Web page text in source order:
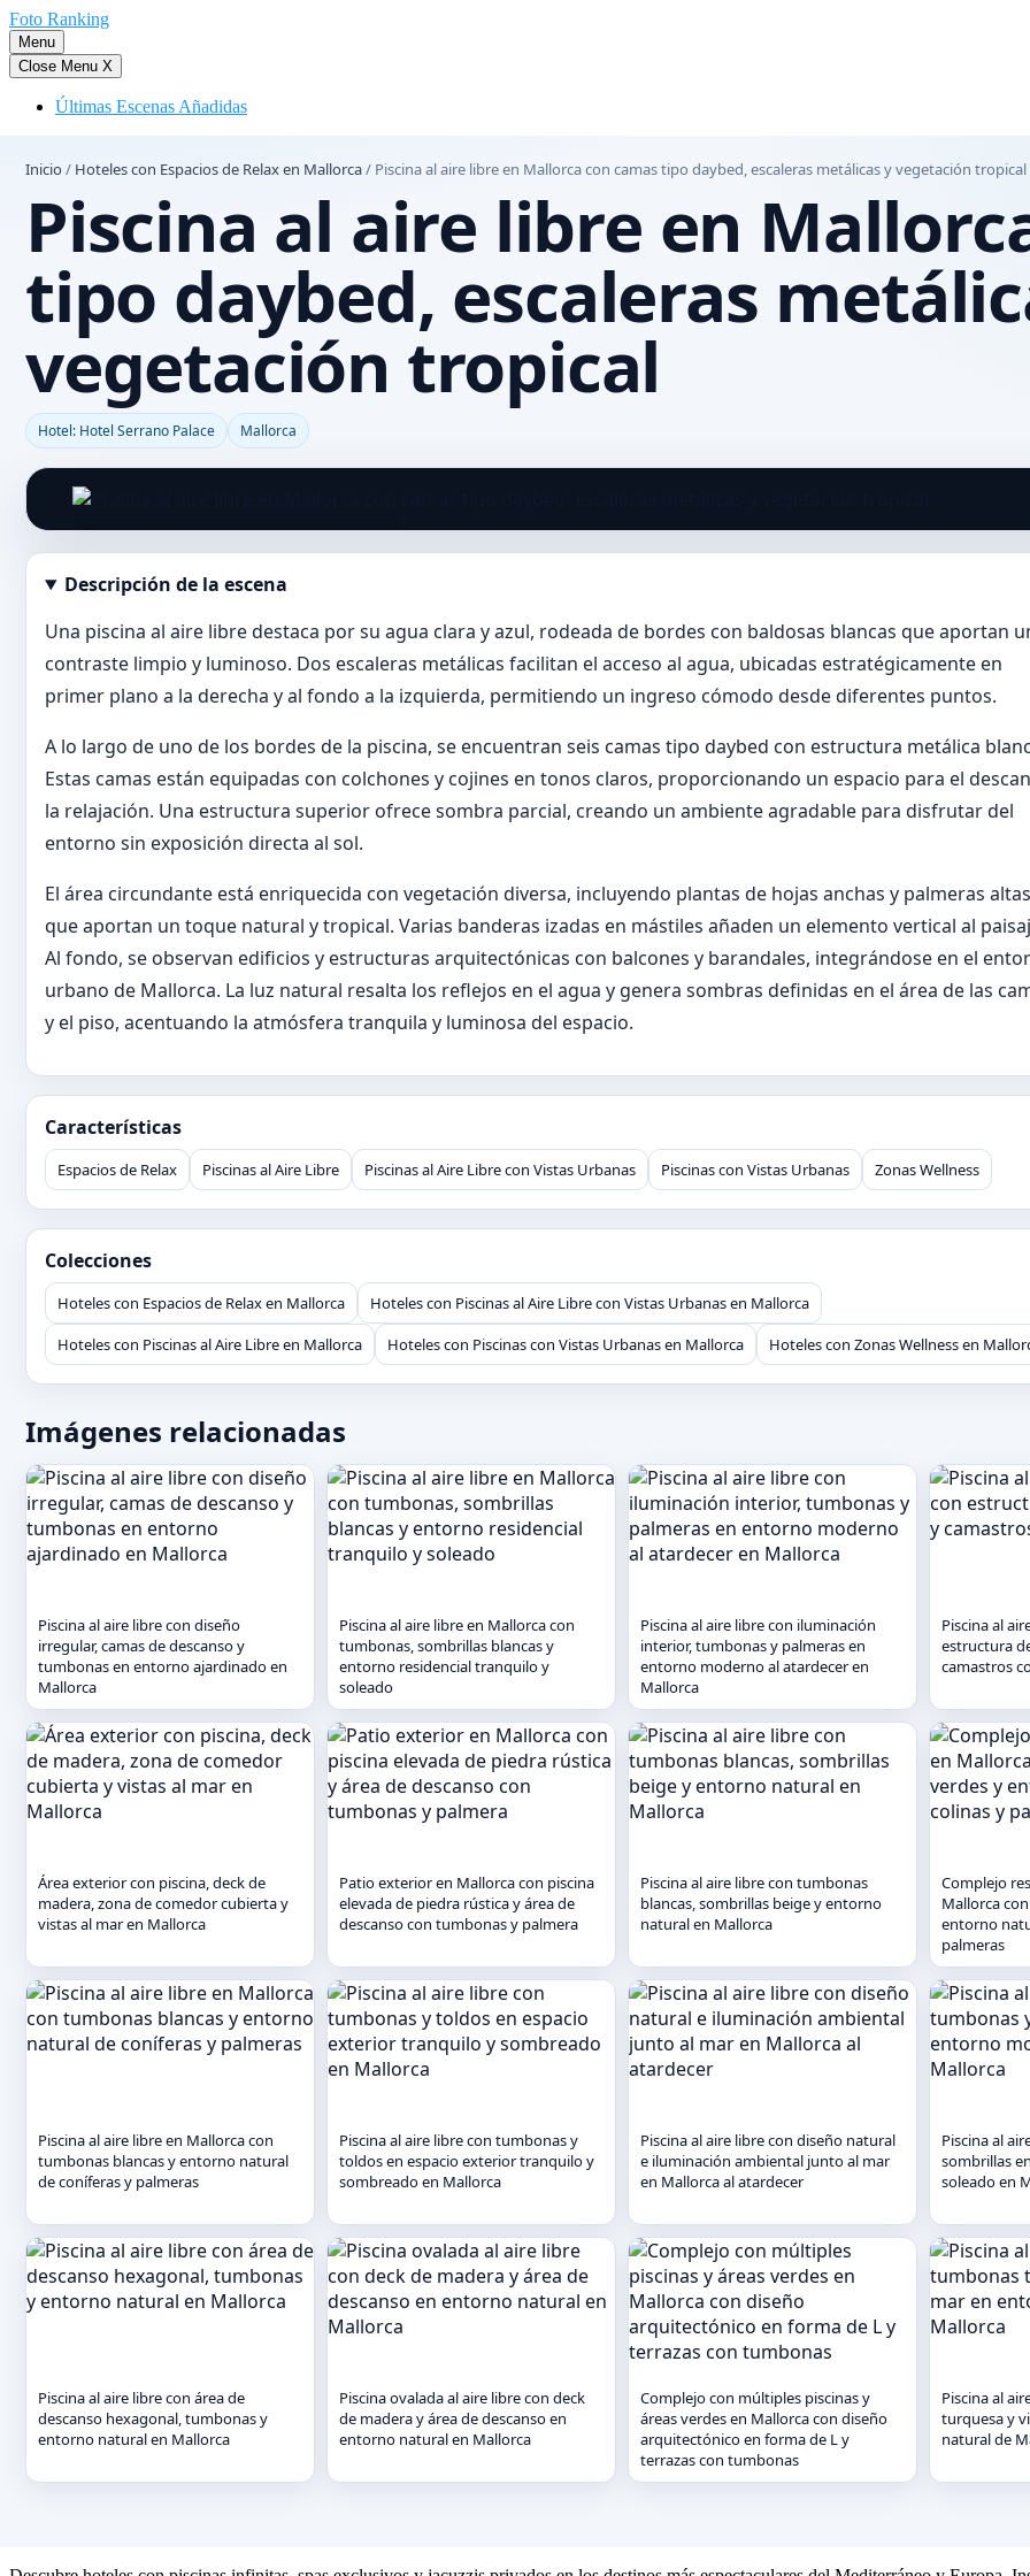
Saltar
al
contenido
Foto Ranking
Menu
Close Menu X
Últimas Escenas Añadidas
Inicio / Hoteles con Espacios de Relax en Mallorca/ Piscina al aire libre en Mallorca con camas tipo daybed, escaleras metálicas y vegetación tropical
Piscina al aire libre en
tipo daybed, escaleras
vegetación tropical
Hotel: Hotel Serrano Palace Mallorca
Abrir imagen en tamaño completo
Descripción de la escena
Una piscina al aire libre destaca por su agua clara y azul, rodeada de bordes con baldosas blancas que aportan
contraste limpio y luminoso. Dos escaleras metálicas facilitan el acceso al agua, ubicadas estratégicamente en
primer plano a la derecha y al fondo a la izquierda, permitiendo un ingreso cómodo desde diferentes puntos.
A lo largo de uno de los bordes de la piscina, se encuentran seis camas tipo daybed con estructura metálica
Estas camas están equipadas con colchones y cojines en tonos claros, proporcionando un espacio para el
la relajación. Una estructura superior ofrece sombra parcial, creando un ambiente agradable para disfrutar del
entorno sin exposición directa al sol.
El área circundante está enriquecida con vegetación diversa, incluyendo plantas de hojas anchas y palmeras altas
que aportan un toque natural y tropical. Varias banderas izadas en mástiles añaden un elemento vertical al
Al fondo, se observan edificios y estructuras arquitectónicas con balcones y barandales, integrándose en el
urbano de Mallorca. La luz natural resalta los reflejos en el agua y genera sombras definidas en el área de las
y el piso, acentuando la atmósfera tranquila y luminosa del espacio.
Características
Espacios de Relax Piscinas al Aire Libre Piscinas al Aire Libre con Vistas Urbanas Piscinas con Vistas Urbanas Zonas Wellness
Colecciones
Hoteles con Espacios de Relax en Mallorca
Hoteles con Piscinas al Aire Libre con Vistas Urbanas en Mallorca
Hoteles con Piscinas al Aire Libre en Mallorca
Hoteles con Piscinas con Vistas Urbanas en Mallorca Hoteles con Zonas Wellness en
Imágenes relacionadas
Piscina al aire libre con diseño
irregular, camas de descanso y
tumbonas en entorno ajardinado en
Mallorca
Piscina al aire libre en Mallorca con
tumbonas, sombrillas blancas y
entorno residencial tranquilo y
soleado
Piscina al aire libre con iluminación
interior, tumbonas y palmeras en
entorno moderno al atardecer en
Mallorca
Piscina al
estructura
camastros
Área exterior con piscina, deck de
madera, zona de comedor cubierta y
vistas al mar en Mallorca
Patio exterior en Mallorca con piscina
elevada de piedra rústica y área de
descanso con tumbonas y palmera
Piscina al aire libre con tumbonas
blancas, sombrillas beige y entorno
natural en Mallorca
Complejo
Mallorca
entorno
palmeras
Piscina al aire libre en Mallorca con
tumbonas blancas y entorno natural
de coníferas y palmeras
Piscina al aire libre con tumbonas y
toldos en espacio exterior tranquilo y
sombreado en Mallorca
Piscina al aire libre con diseño natural
e iluminación ambiental junto al mar
en Mallorca al atardecer
Piscina al
sombrillas
soleado en
Piscina al aire libre con área de
descanso hexagonal, tumbonas y
entorno natural en Mallorca
Piscina ovalada al aire libre con deck
de madera y área de descanso en
entorno natural en Mallorca
Complejo con múltiples piscinas y
áreas verdes en Mallorca con diseño
arquitectónico en forma de L y
terrazas con tumbonas
Piscina al
turquesa y
natural de